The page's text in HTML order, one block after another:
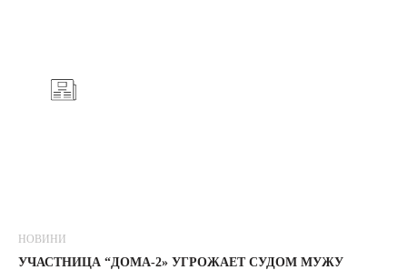
НОВИНИ
УЧАСТНИЦА “ДОМА-2» УГРОЖАЕТ СУДОМ МУЖУ